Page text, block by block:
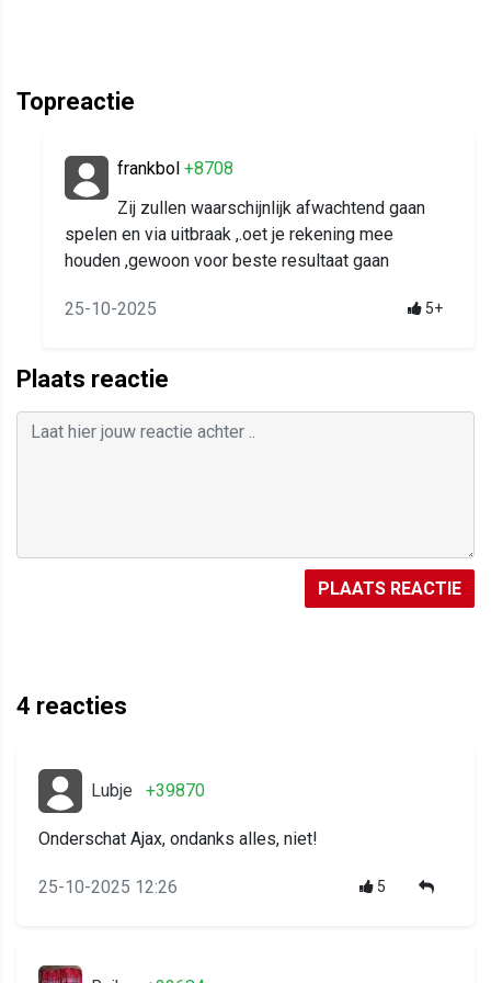
Topreactie
frankbol +8708
Zij zullen waarschijnlijk afwachtend gaan
spelen en via uitbraak ,.oet je rekening mee
houden ,gewoon voor beste resultaat gaan
25-10-2025 5+
Plaats reactie
PLAATS REACTIE
4 reacties
Lubje +39870
Onderschat Ajax, ondanks alles, niet!
25-10-2025 12:26 5